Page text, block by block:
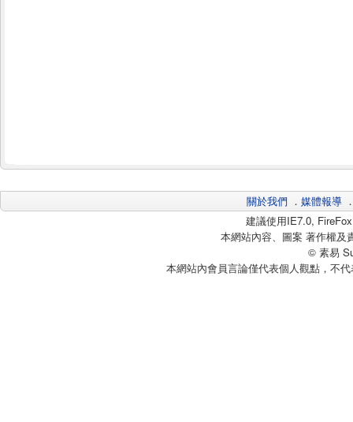
關於我們 ． 媒體報導
建議使用IE7.0,
本網站內容、圖案 著作權及
© 素易
本網站內會員言論僅代表個人觀點，不